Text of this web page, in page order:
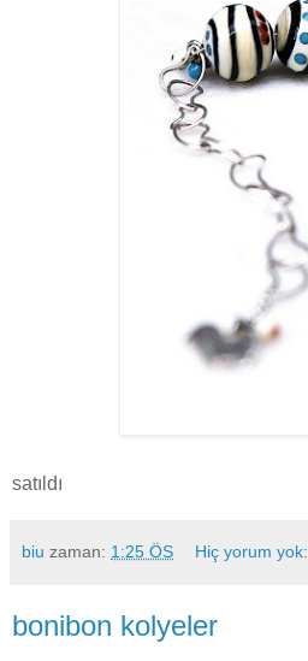
satıldı
biu zaman: 1:25 ÖS Hiç yorum yok:
bonibon kolyeler